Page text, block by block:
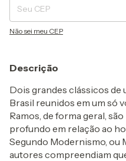
Não sei meu CEP
Descrição
Dois grandes clássicos
Brasil reunidos em um só
Ramos, de forma geral,
profundo em relação ao
Segundo Modernismo, ou
autores compreendiam